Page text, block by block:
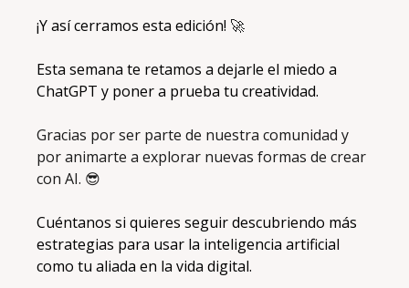
¡Y así cerramos esta edición! 🚀
Esta semana te retamos a dejarle el miedo a
ChatGPT y poner a prueba tu creatividad.
Gracias por ser parte de nuestra comunidad y
por animarte a explorar nuevas formas de crear
con AI. 😎
Cuéntanos si quieres seguir descubriendo más
estrategias para usar la inteligencia artificial
como tu aliada en la vida digital.